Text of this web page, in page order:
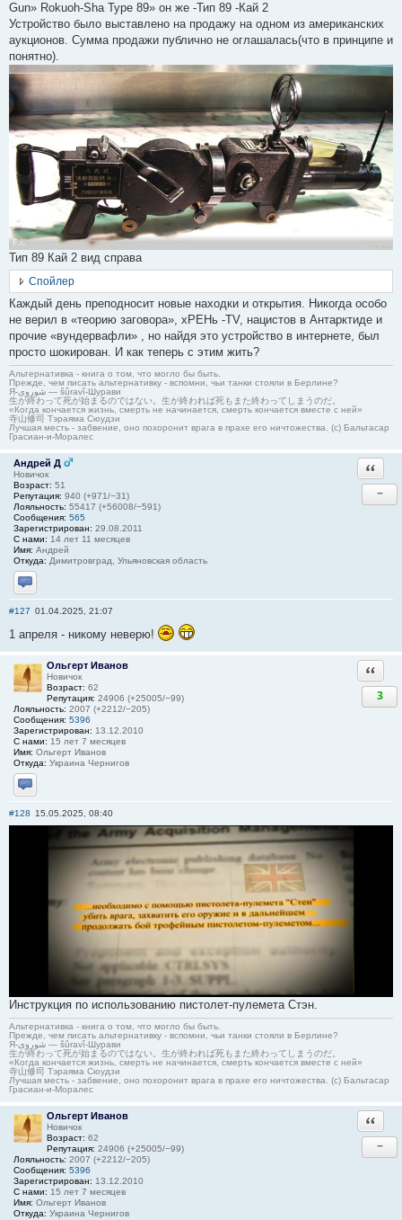
Gun» Rokuoh-Sha Type 89» он же -Тип 89 -Кай 2
Устройство было выставлено на продажу на одном из американских
аукционов. Сумма продажи публично не оглашалась(что в принципе и
понятно).
Тип 89 Кай 2 вид справа
Спойлер
Каждый день преподносит новые находки и открытия. Никогда особо
не верил в «теорию заговора», хРЕНь -TV, нацистов в Антарктиде и
прочие «вундервафли» , но найдя это устройство в интернете, был
просто шокирован. И как теперь с этим жить?
Альтернативка - книга о том, что могло бы быть.
Прежде, чем писать альтернативку - вспомни, чьи танки стояли в Берлине?
Я-شوروی — šûravî-Шурави
生が終わって死が始まるのではない。生が終われば死もまた終わってしまうのだ。
«Когда кончается жизнь, смерть не начинается, смерть кончается вместе с ней»
寺山修司 Тэраяма Сюудзи
Лучшая месть - забвение, оно похоронит врага в прахе его ничтожества. (с) Бальтасар
Грасиан-и-Моралес
Андрей Д
Новичок
Возраст: 51
Репутация: 940 (+971/−31)
Лояльность: 55417 (+56008/−591)
Сообщения: 565
Зарегистрирован: 29.08.2011
С нами: 14 лет 11 месяцев
Имя: Андрей
Откуда: Димитровград, Ульяновская область
Отправить личное сообщение
−
#127 01.04.2025, 21:07
1 апреля - никому неверю!
Ольгерт Иванов
Новичок
Возраст: 62
Репутация: 24906 (+25005/−99)
Лояльность: 2007 (+2212/−205)
Сообщения: 5396
Зарегистрирован: 13.12.2010
С нами: 15 лет 7 месяцев
Имя: Ольгерт Иванов
Откуда: Украина Чернигов
Отправить личное сообщение
3
#128 15.05.2025, 08:40
Инcтрукция по иcпользовaнию пиcтолeт-пулeмeтa Стэн.
Альтернативка - книга о том, что могло бы быть.
Прежде, чем писать альтернативку - вспомни, чьи танки стояли в Берлине?
Я-شوروی — šûravî-Шурави
生が終わって死が始まるのではない。生が終われば死もまた終わってしまうのだ。
«Когда кончается жизнь, смерть не начинается, смерть кончается вместе с ней»
寺山修司 Тэраяма Сюудзи
Лучшая месть - забвение, оно похоронит врага в прахе его ничтожества. (с) Бальтасар
Грасиан-и-Моралес
Ольгерт Иванов
Новичок
Возраст: 62
Репутация: 24906 (+25005/−99)
Лояльность: 2007 (+2212/−205)
Сообщения: 5396
Зарегистрирован: 13.12.2010
С нами: 15 лет 7 месяцев
Имя: Ольгерт Иванов
Откуда: Украина Чернигов
−